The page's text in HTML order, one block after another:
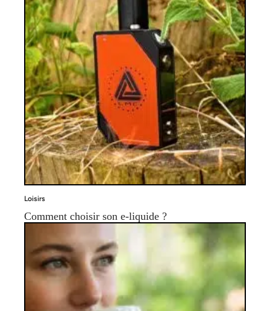
Loisirs
Comment choisir son e-liquide ?